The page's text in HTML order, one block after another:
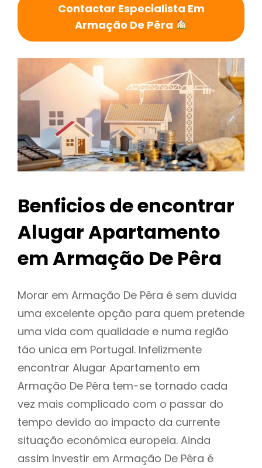
Contactar Especialista Em
Armação De Pêra
Benficios de encontrar
Alugar Apartamento
em Armação De Pêra
Morar em Armação De Pêra é sem duvida
uma excelente opção para quem pretende
uma vida com qualidade e numa região
táo unica em Portugal. Infelizmente
encontrar Alugar Apartamento em
Armação De Pêra tem-se tornado cada
vez mais complicado com o passar do
tempo devido ao impacto da currente
situação económica europeia. Ainda
assim Investir em Armação De Pêra é